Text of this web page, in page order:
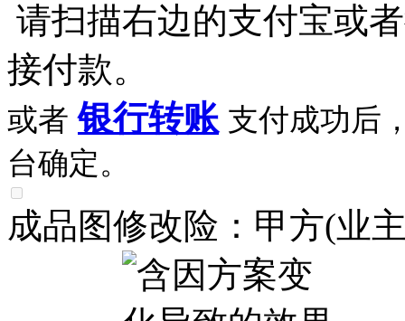
请扫描右边的支付宝或
接付款。
或者 银行转账 支付成功后
台确定。
成品图修改险：甲方(业